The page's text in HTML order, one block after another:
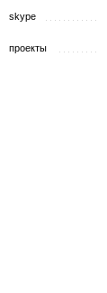
skype
проекты